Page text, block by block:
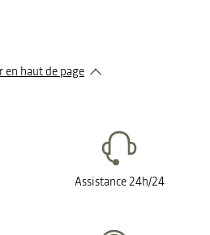
en haut de page​
Assistance 24h/24